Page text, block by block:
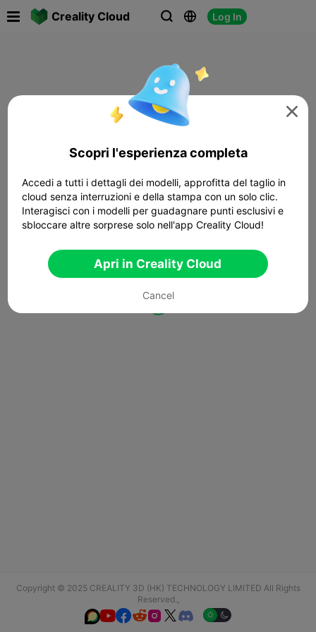
Creality Cloud   Log In
Copyright © 2025 CREALITY 3D (HK) TECHNOLOGY LIMITED All Rights
Reserved.,
  

Scopri l'esperienza completa
Accedi a tutti i dettagli dei modelli, approfitta del taglio in
cloud senza interruzioni e della stampa con un solo clic.
Interagisci con i modelli per guadagnare punti esclusivi e
sbloccare altre sorprese solo nell'app Creality Cloud!
Apri in Creality Cloud
Cancel